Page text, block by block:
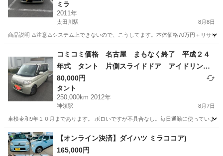
ミラ
2011年
太田川駅 8月8日
商品説明 ⚠️注意⚠️システム上できないので、こうしてます。本体価格70万円＋リサイ
エンジン
コミコミ価格 名古屋 まもなく終了 平成２４
年式 タント 片側スライドドア アイドリング
ストップ
80,000円
タント
250,000km 2012年
神領駅 8月7日
車検令和9年１０月まであります。 ボロいですが不具合なし。毎日通勤に使っていま
愛知 名古屋市 神領駅 タント エンジン
【オンライン決済】ダイハツ ミラココア)
165,000円